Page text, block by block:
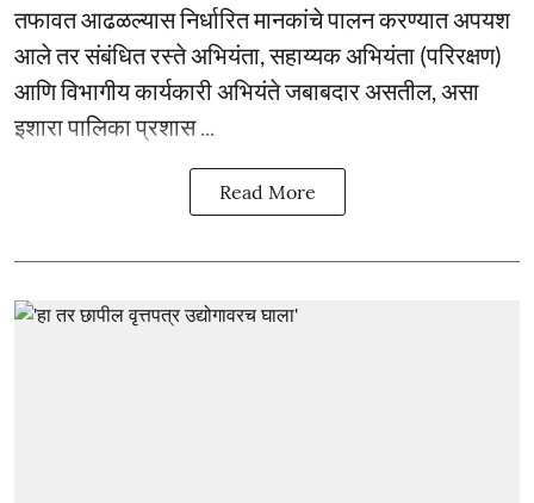
तफावत आढळल्यास निर्धारित मानकांचे पालन करण्यात अपयश
आले तर संबंधित रस्ते अभियंता, सहाय्यक अभियंता (परिरक्षण)
आणि विभागीय कार्यकारी अभियंते जबाबदार असतील, असा
इशारा पालिका प्रशास ...
Read More